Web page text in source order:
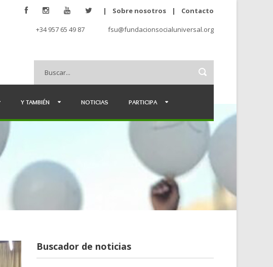
| Sobre nosotros | Contacto
+34 957 65 49 87 fsu@fundacionsocialuniversal.org
Y TAMBIÉN NOTICIAS PARTICIPA
Buscador de noticias